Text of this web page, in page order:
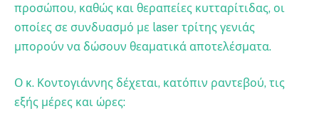
προσώπου, καθώς και θεραπείες κυτταρίτιδας, οι
οποίες σε συνδυασμό με laser τρίτης γενιάς
μπορούν να δώσουν θεαματικά αποτελέσματα.
Ο κ. Κοντογιάννης δέχεται, κατόπιν ραντεβού, τις
εξής μέρες και ώρες: